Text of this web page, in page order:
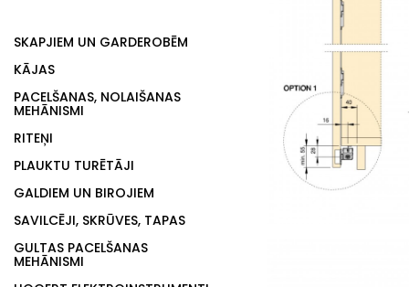
SKAPJIEM UN GARDEROBĒM
KĀJAS
PACELŠANAS, NOLAIŠANAS
MEHĀNISMI
RITEŅI
PLAUKTU TURĒTĀJI
GALDIEM UN BIROJIEM
SAVILCĒJI, SKRŪVES, TAPAS
GULTAS PACELŠANAS
MEHĀNISMI